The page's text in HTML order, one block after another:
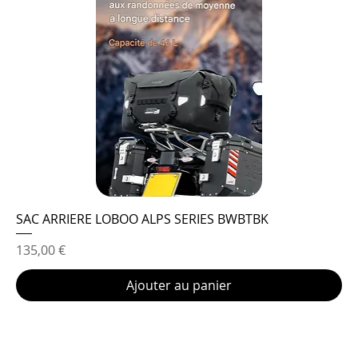
SAC ARRIERE LOBOO ALPS SERIES BWBTBK
Prix
135,00 €
Ajouter au panier